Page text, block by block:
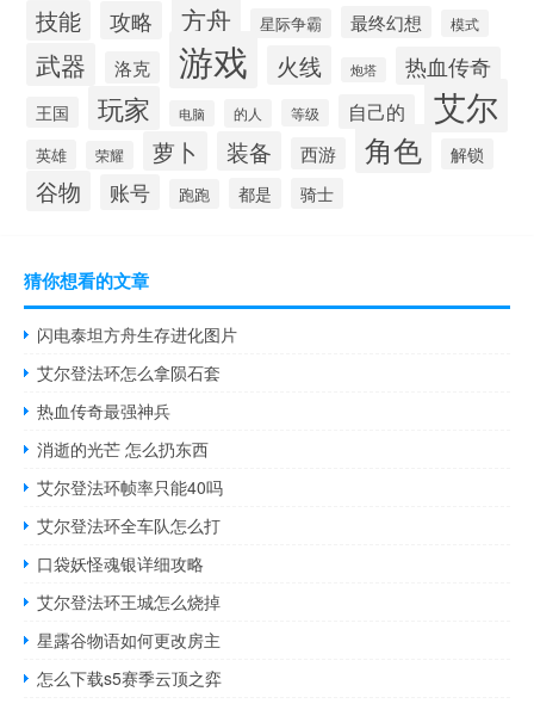
技能 攻略 方舟 星际争霸 最终幻想 模式
武器 洛克 游戏 火线 炮塔 热血传奇
王国 玩家 电脑 的人 等级 自己的 艾尔
英雄 荣耀 萝卜 装备 西游 角色 解锁
谷物 账号 跑跑 都是 骑士
猜你想看的文章
闪电泰坦方舟生存进化图片
艾尔登法环怎么拿陨石套
热血传奇最强神兵
消逝的光芒 怎么扔东西
艾尔登法环帧率只能40吗
艾尔登法环全车队怎么打
口袋妖怪魂银详细攻略
艾尔登法环王城怎么烧掉
星露谷物语如何更改房主
怎么下载s5赛季云顶之弈